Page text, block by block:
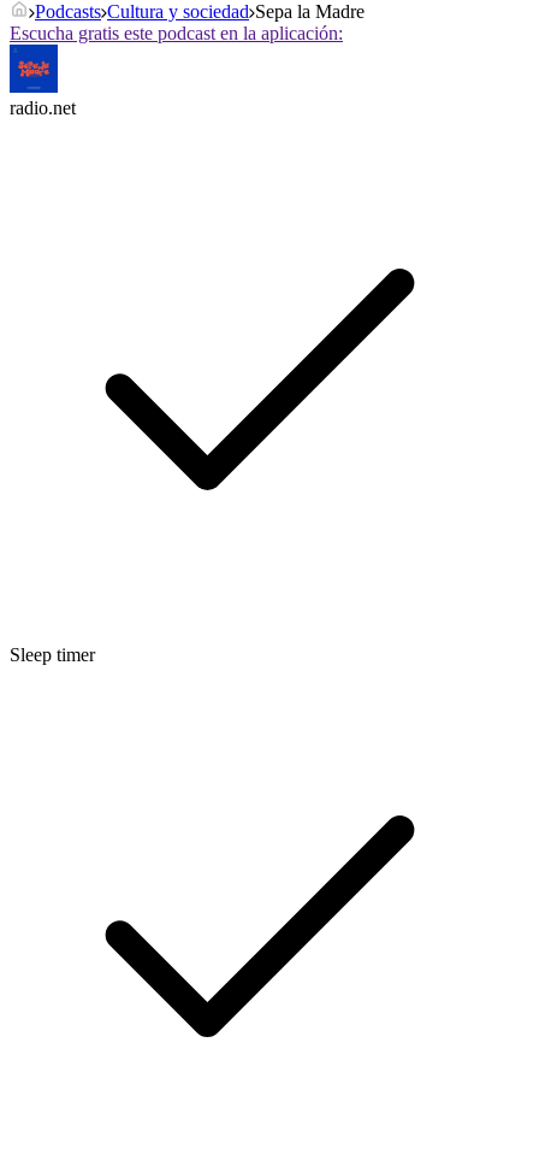
Podcasts Cultura y sociedad Sepa la Madre
Escucha gratis este podcast en la aplicación:
radio.net
Sleep timer